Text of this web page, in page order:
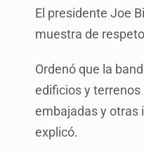
El presidente Joe
muestra de
Ordenó que la
edificios y
embajadas y otras
explicó.